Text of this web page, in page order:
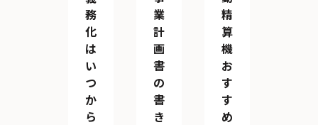
務
化
は
い
つ
か
ら
業
計
画
書
の
書
き
精
算
機
お
す
す
め